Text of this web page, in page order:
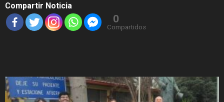
Compartir Noticia
0
Compartidos